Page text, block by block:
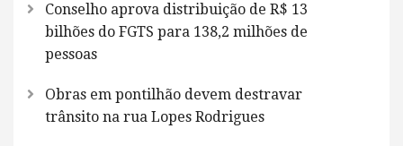
Conselho aprova distribuição de R$ 13
bilhões do FGTS para 138,2 milhões de
pessoas
Obras em pontilhão devem destravar
trânsito na rua Lopes Rodrigues